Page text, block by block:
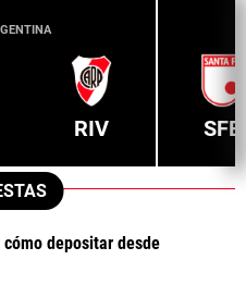
RIV SFE
depositar desde